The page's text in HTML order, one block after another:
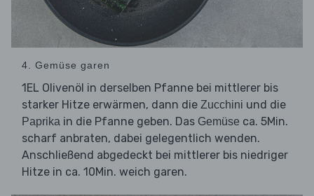
4. Gemüse garen
1EL Olivenöl in derselben Pfanne bei mittlerer bis
starker Hitze erwärmen, dann die Zucchini und die
Paprika in die Pfanne geben. Das Gemüse ca. 5Min.
scharf anbraten, dabei gelegentlich wenden.
Anschließend abgedeckt bei mittlerer bis niedriger
Hitze in ca. 10Min. weich garen.